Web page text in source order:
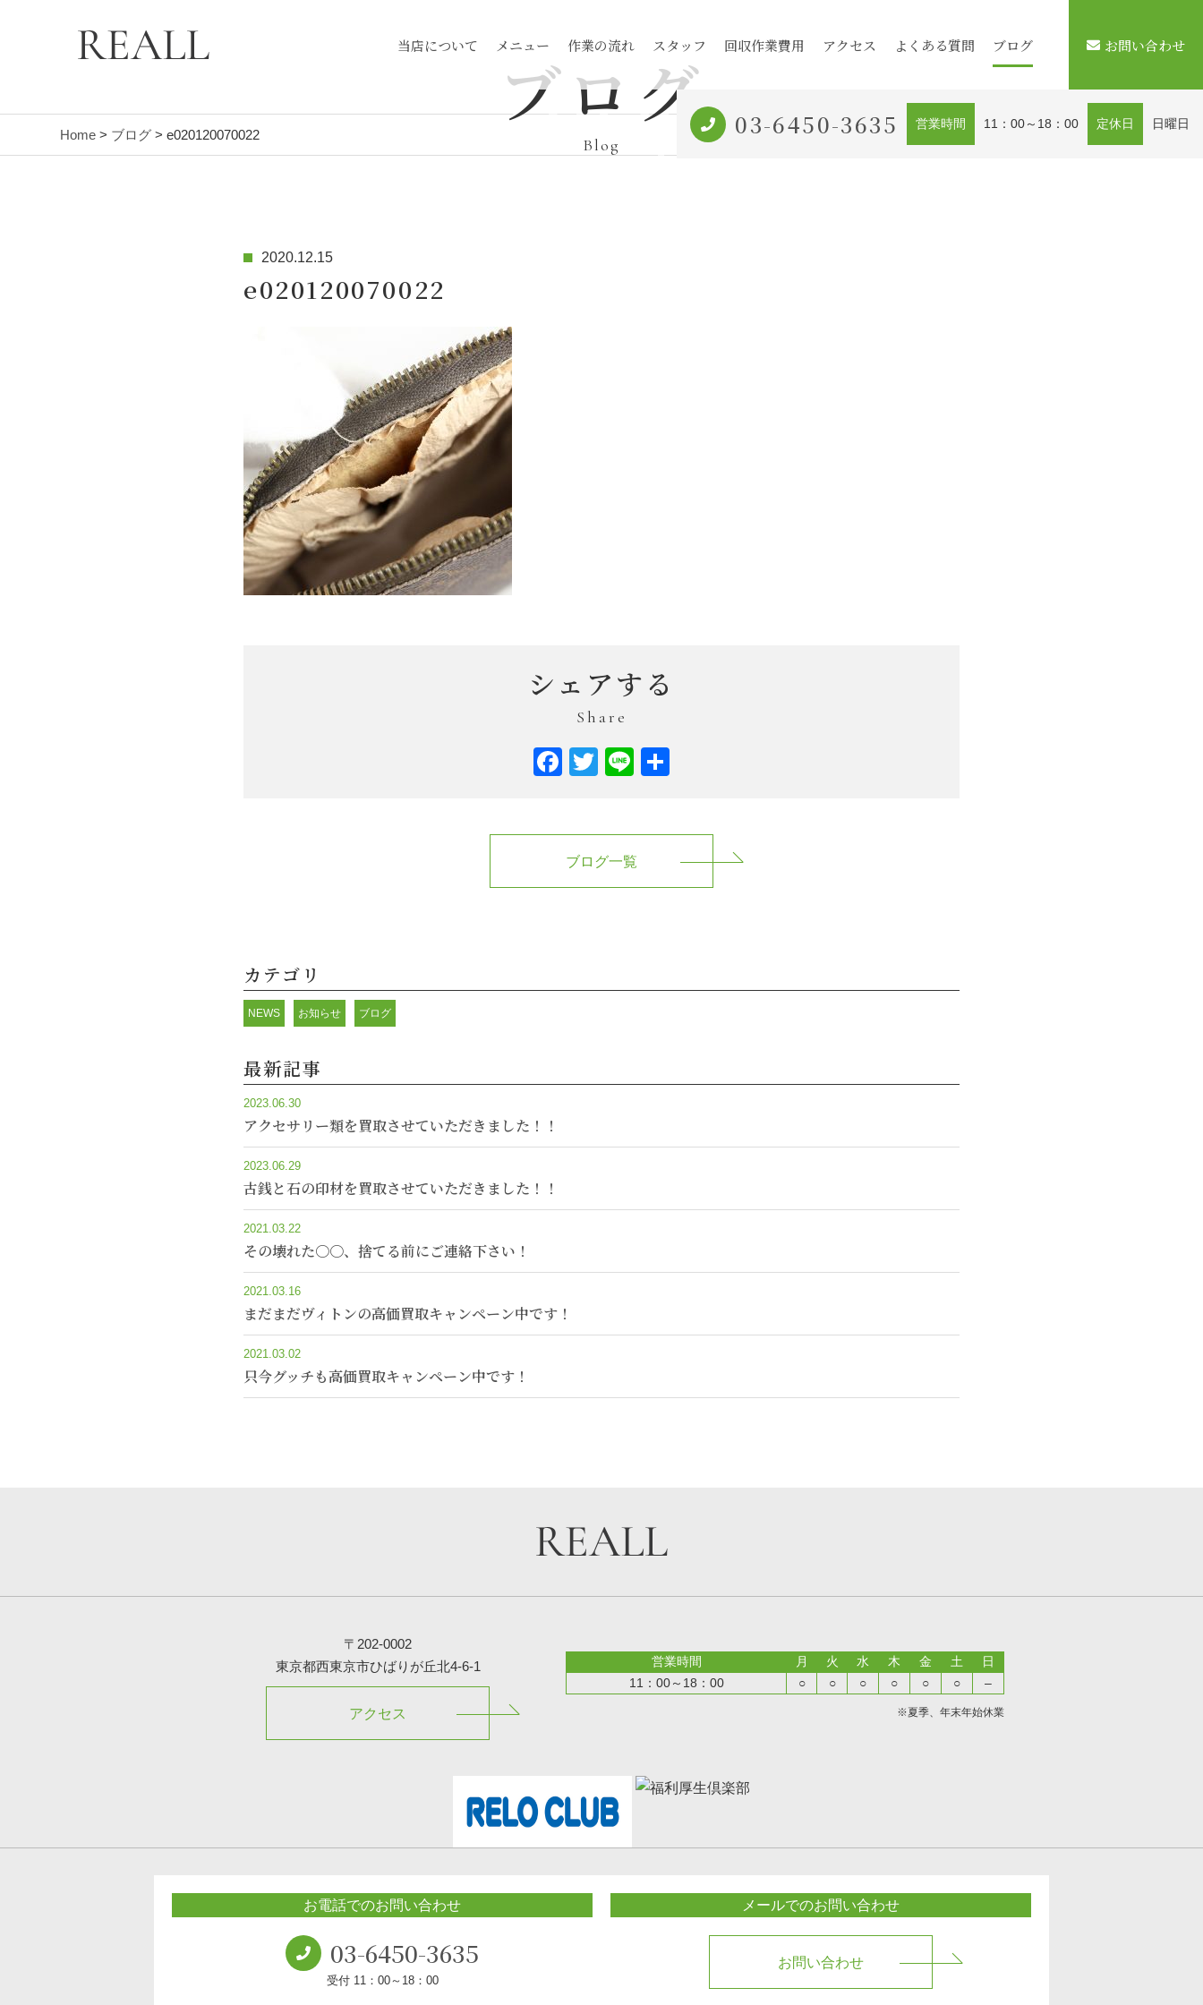
当店について メニュー 作業の流れ スタッフ 回収作業費用 アクセス よくある質問 ブログ お問い合わせ
ブログ
Blog
Blog 03-6450-3635 営業時間 11：00～18：00 定休日 日曜日
Home > ブログ > e020120070022
2020.12.15
e020120070022
シェアする
Share
Facebook
Twitter
Line
ブログ一覧
カテゴリ
NEWS お知らせ ブログ
最新記事
2023.06.30
アクセサリー類を買取させていただきました！！
2023.06.29
古銭と石の印材を買取させていただきました！！
2021.03.22
その壊れた〇〇、捨てる前にご連絡下さい！
2021.03.16
まだまだヴィトンの高価買取キャンペーン中です！
2021.03.02
只今グッチも高価買取キャンペーン中です！
〒202-0002
東京都西東京市ひばりが丘北4-6-1
アクセス
営業時間 月 火 水 木 金 土
日
11：00～18：00
○ ○ ○ ○ ○ ○ –
※夏季、年末年始休業
お電話でのお問い合わせ
03-6450-3635
受付 11：00～18：00
メールでのお問い合わせ
お問い合わせ